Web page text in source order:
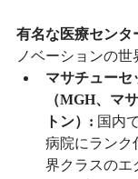
有名な医療センタ
ノベーションの世
マサチューセ
（MGH、マ
トン）: 国内
病院にランク
界クラスのエ